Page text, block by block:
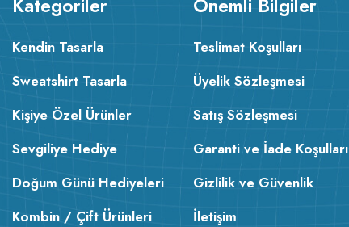
Kendin Tasarla
Sweatshirt Tasarla
Kişiye Özel Ürünler
Sevgiliye Hediye
Doğum Günü Hediyeleri
Kombin / Çift Ürünleri
Teslimat Koşulları
Üyelik Sözleşmesi
Satış Sözleşmesi
Garanti ve İade Koşulları
Gizlilik ve Güvenlik
İletişim